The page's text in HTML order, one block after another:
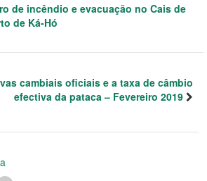
de incêndio e evacuação no Cais de
de Ká-Hó
cambiais oficiais e a taxa de câmbio
efectiva da pataca – Fevereiro 2019